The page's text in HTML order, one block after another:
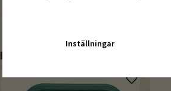
REKOMMENDERADE TILLBEHÖR
Inställningar